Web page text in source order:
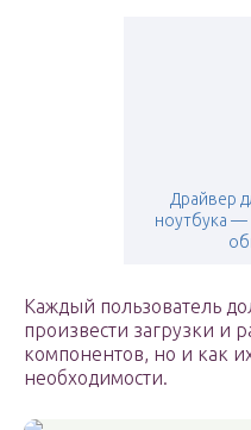
Драйвер
ноутбука —
Каждый пользователь
произвести загрузки и
компонентов, но и как
необходимости.